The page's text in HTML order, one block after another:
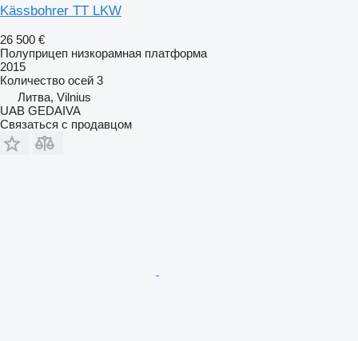
Kässbohrer TT LKW
26 500 €
Полуприцеп низкорамная платформа
2015
Количество осей 3
Литва, Vilnius
UAB GEDAIVA
Связаться с продавцом